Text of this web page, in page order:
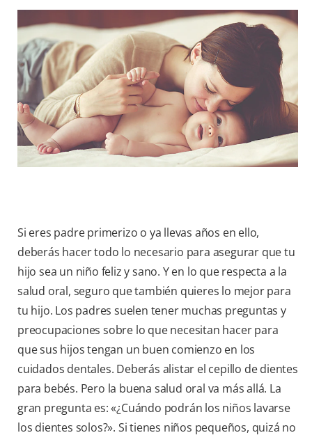
PROMOCIONES
CR (ES)
SUSCRÍBASE
Si eres padre primerizo o ya llevas años en ello,
deberás hacer todo lo necesario para asegurar que tu
hijo sea un niño feliz y sano. Y en lo que respecta a la
salud oral, seguro que también quieres lo mejor para
tu hijo. Los padres suelen tener muchas preguntas y
preocupaciones sobre lo que necesitan hacer para
que sus hijos tengan un buen comienzo en los
cuidados dentales. Deberás alistar el cepillo de dientes
para bebés. Pero la buena salud oral va más allá. La
gran pregunta es: «¿Cuándo podrán los niños lavarse
los dientes solos?». Si tienes niños pequeños, quizá no